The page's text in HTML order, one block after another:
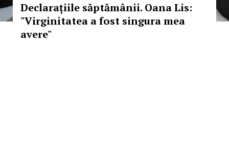
Declarațiile săptămânii. Oana Lis:
"Virginitatea a fost singura mea
avere"